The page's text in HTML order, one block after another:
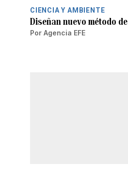
CIENCIA Y AMBIENTE
Diseñan nuevo método
Por Agencia EFE